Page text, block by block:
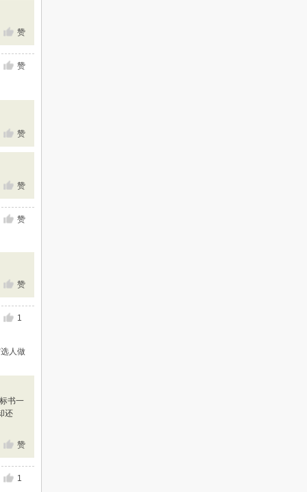
赞
赞
赞
赞
赞
赞
1
人做
书一
还
赞
1